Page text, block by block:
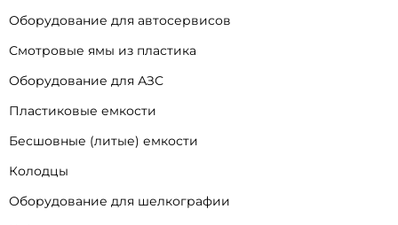
Оборудование для автосервисов
Смотровые ямы из пластика
Оборудование для АЗС
Пластиковые емкости
Бесшовные (литые) емкости
Колодцы
Оборудование для шелкографии